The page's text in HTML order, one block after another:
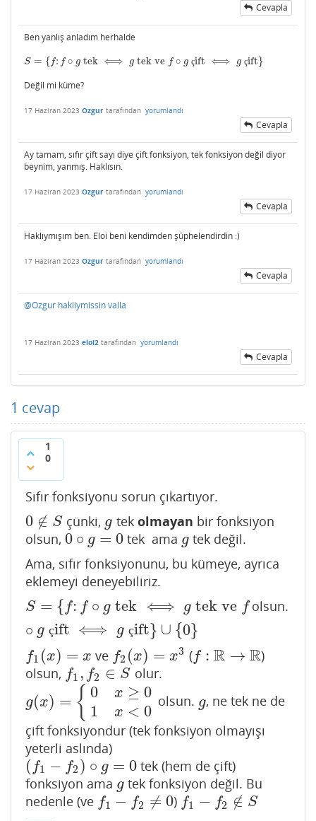
Cevapla
Ben yanlış anladım herhalde
S = { f: f ∘ gtek ⟺ g tek ve f ∘ g çift ⟺ g çift}
S= {f: ∘ gtek⟺ gtek vef∘ çift⟺ gçift}
Değil mi küme?
17 Haziran 2023 Ozgur tarafından yorumlandı
Cevapla
Ay tamam, sıfır çift sayı diye çift fonksiyon, tek fonksiyon değil diyor
beynim, yanmış. Haklısın.
17 Haziran 2023 Ozgur tarafından yorumlandı
Cevapla
Haklıymışım ben. Eloi beni kendimden şüphelendirdin :)
17 Haziran 2023 Ozgur tarafından yorumlandı
Cevapla
@Ozgur hakliymissin valla
17 Haziran 2023 eloi2 tarafından yorumlandı
Cevapla
1 cevap
1
0
Sıfır fonksiyonu sorun çıkartıyor.
0 ∉ S
0∉S çünki, g
g tek olmayan bir fonksiyon
olsun, 0 ∘ g = 0
0∘g =0 tek ama g
g tek değil.
Ama, sıfır fonksiyonunu, bu kümeye, ayrıca
eklemeyi deneyebiliriz.
S = { f: f ∘ g tek ⟺ g tek ve f
∘ g çift ⟺ g çift} ∪ {0}
S= {f: ∘ gtek ⟺ gtek vef∘g çift⟺ gçift}∪{0}
olsun.
f1 (x) = x
f1 x)=x ve f2 (x) = x3
f2( x)=x 3 (f : R → R
f:R→R
)
olsun, f1 , f2 ∈ S
f1 f 2∈ S olur.
g(x) = { 0
1
x ≥ 0
x < 0
g(x)={ 0x ≥0 1x olsun. g
g, ne tek ne de
çift fonksiyondur (tek fonksiyon olmayışı
yeterli aslında)
( f1 − f2 ) ∘ g = 0
(f 1− f2) ∘g=0
tek (hem de çift)
fonksiyon ama g
g tek fonksiyon değil. Bu
nedenle (ve f1 − f2 ≠ 0
f1 f2 ≠0 ) f1 − f2 ∉ S
f1 f2 ∉S